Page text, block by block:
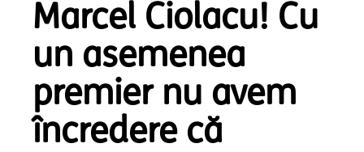
Marcel Ciolacu! Cu
un asemenea
premier nu avem
încredere că